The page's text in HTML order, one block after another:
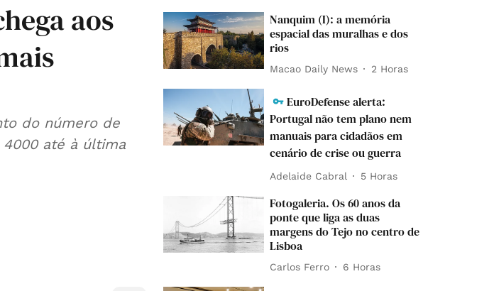
aos
do número de
até à última
Nanquim (I): a memória
espacial das muralhas e dos
rios
Macao Daily News 2 Horas
EuroDefense alerta:
Portugal não tem plano nem
manuais para cidadãos em
cenário de crise ou guerra
Adelaide Cabral 5 Horas
Fotogaleria. Os 60 anos da
ponte que liga as duas
margens do Tejo no centro de
Lisboa
Carlos Ferro 6 Horas